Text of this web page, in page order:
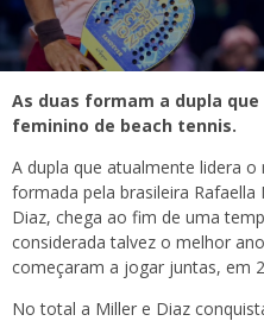
As duas formam a dupla
feminino de beach tennis.
A dupla que atualmente lidera
formada pela brasileira Rafaella
Diaz, chega ao fim de uma
considerada talvez o melhor
começaram a jogar juntas, em
No total a Miller e Diaz